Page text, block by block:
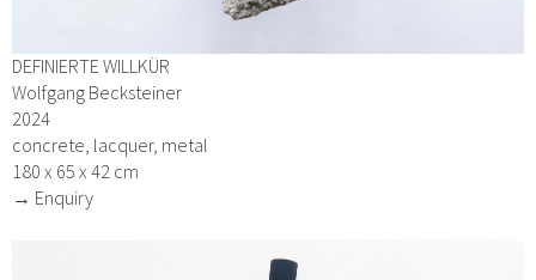
DEFINIERTE WILLKÜR
Wolfgang Becksteiner
2024
concrete, lacquer, metal
180 x 65 x 42 cm
→ Enquiry